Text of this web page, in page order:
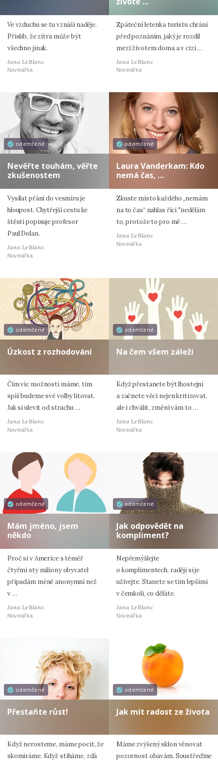
Ve vzduchu se tu vznáší naděje.
Příslib, že zítra může být
všechno jinak.
Jana LeBlanc
Novinářka
Zpáteční letenka turistu chrání
před poznáním, jaký je rozdíl
mezi životem doma a v cizí …
Jana LeBlanc
Novinářka
odemčené
Nevěřte touhám, věřte
zkušenostem
Vysílat přání do vesmíru je
hloupost. Chytřejší cestu ke
štěstí popisuje profesor
Paul Dolan.
Jana LeBlanc
Novinářka
odemčené
Laura Vanderkam: Kdo
nemá čas, …
Zkuste místo každého „nemám
na to čas“ nahlas říci "nedělám
to, protože to pro mě …
Jana LeBlanc
Novinářka
odemčené
Úzkost z rozhodování
Čím víc možností máme, tím
spíš budeme své volby litovat.
Jak si ulevit od strachu …
Jana LeBlanc
Novinářka
odemčené
Na čem všem záleží
Když přestanete být lhostejní
a začnete věci nejen kritizovat,
ale i chválit, změní vám to …
Jana LeBlanc
Novinářka
odemčené
Mám jméno, jsem
někdo
Proč si v Americe s téměř
čtyřmi sty miliony obyvatel
připadám méně anonymní než
v …
Jana LeBlanc
Novinářka
odemčené
Jak odpovědět na
kompliment?
Nepřemýšlejte
o komplimentech, raději si je
užívejte. Stanete se tím lepšími
v čemkoli, co děláte.
Jana LeBlanc
Novinářka
odemčené
Přestaňte růst!
Když nerosteme, máme pocit, že
skomíráme. Když stíháme, zdá
odemčené
Jak mít radost ze života
Máme zvýšený sklon věnovat
pozornost obavám. Soustřeďme